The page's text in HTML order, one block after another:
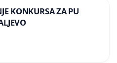
KONKURSA ZA PU